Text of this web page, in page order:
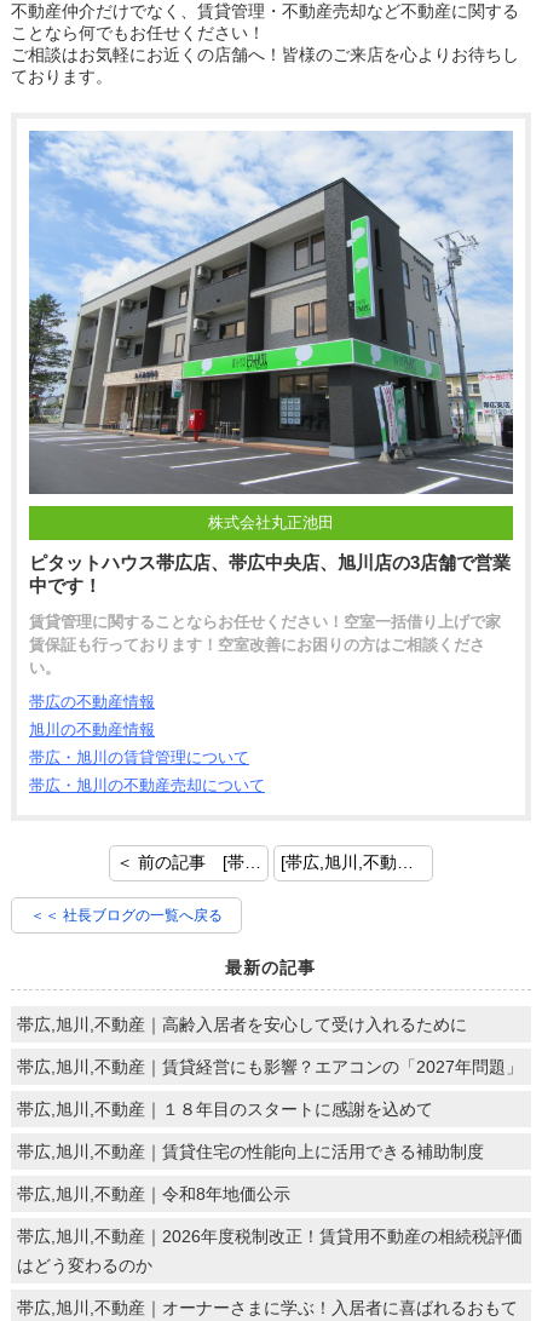
不動産仲介だけでなく、賃貸管理・不動産売却など不動産に関する
ことなら何でもお任せください！
ご相談はお気軽にお近くの店舗へ！皆様のご来店を心よりお待ちし
ております。
株式会社丸正池田
ピタットハウス帯広店、帯広中央店、旭川店の3店舗で営業
中です！
賃貸管理に関することならお任せください！空室一括借り上げで家
賃保証も行っております！空室改善にお困りの方はご相談くださ
い。
帯広の不動産情報
旭川の不動産情報
帯広・旭川の賃貸管理について
帯広・旭川の不動産売却について
＜ 前の記事 [帯広,旭川,不動産｜繁忙期に間に合う！入居率UPの”ひと工夫”] [帯広,旭川,不動産｜賃貸アパート・マンションの大規模修繕は計画的に] 次の記事 ＞
＜＜ 社長ブログの一覧へ戻る
最新の記事
帯広,旭川,不動産｜高齢入居者を安心して受け入れるために
帯広,旭川,不動産｜賃貸経営にも影響？エアコンの「2027年問題」
帯広,旭川,不動産｜１８年目のスタートに感謝を込めて
帯広,旭川,不動産｜賃貸住宅の性能向上に活用できる補助制度
帯広,旭川,不動産｜令和8年地価公示
帯広,旭川,不動産｜2026年度税制改正！賃貸用不動産の相続税評価
はどう変わるのか
帯広,旭川,不動産｜オーナーさまに学ぶ！入居者に喜ばれるおもて